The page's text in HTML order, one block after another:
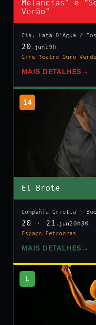
Melancias” e
Verão”
Cia. Lata D’Água /
20 .jun 19h
Cine Teatro Ouro Verde
MAIS DETALHES →
14
El Brote
Compañía Criolla ·
20 · 21 .jun20h30
Espaço Petrobras
MAIS DETALHES →
L